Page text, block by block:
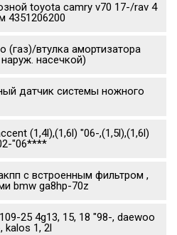
toyota camry v70 17-/rav 4
4351206200
(газ)/втулка амортизатора
насечкой)
датчик системы ножного
(1,4l),(1,6l) "06-,(1,5l),(1,6l)
"06****
с встроенным фильтром ,
bmw ga8hp-70z
25 4g13, 15, 18 "98-, daewoo
kalos 1, 2l